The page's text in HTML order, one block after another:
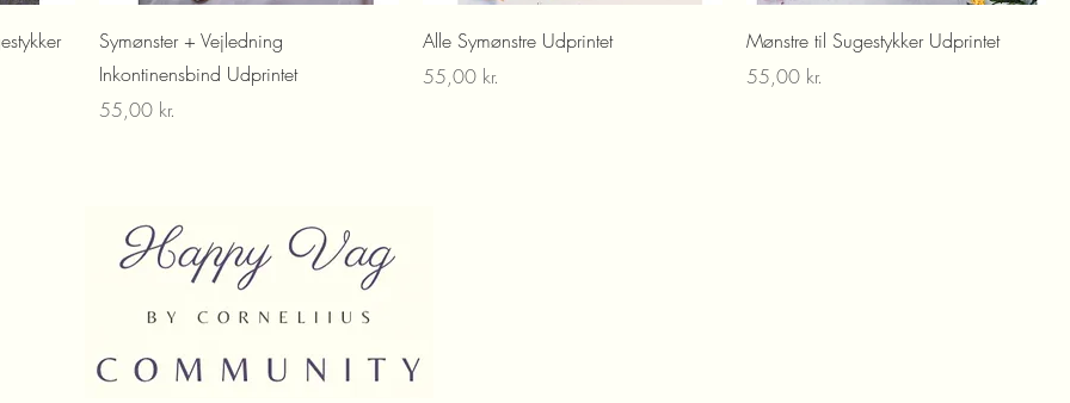
Symønster + Vejledning
Inkontinensbind Udprintet
Pris
55,00 kr.
Alle Symønstre Udprintet
Pris
55,00 kr.
Mønstre til Sugestykker Udprintet
Pris
55,00 kr.